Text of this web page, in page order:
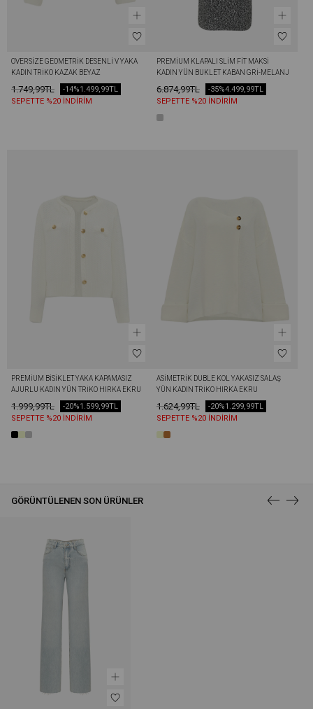
OVERSIZE GEOMETRIK DESENLI V YAKA
KADIN TRIKO KAZAK BEYAZ
1.749,99TL 1.499,99TL
-14%
SEPETTE %20 İNDİRİM
PREMIUM KLAPALI SLIM FIT MAKSI
KADIN YÜN BUKLET KABAN GRI-MELANJ
6.874,99TL 4.499,99TL
-35%
SEPETTE %20 İNDİRİM
PREMIUM BISIKLET YAKA KAPAMASIZ
AJURLU KADIN YÜN TRIKO HIRKA EKRU
1.999,99TL 1.599,99TL
-20%
SEPETTE %20 İNDİRİM
ASIMETRIK DUBLE KOL YAKASIZ SALAŞ
YÜN KADIN TRIKO HIRKA EKRU
1.624,99TL 1.299,99TL
-20%
SEPETTE %20 İNDİRİM
GÖRÜNTÜLENEN SON ÜRÜNLER